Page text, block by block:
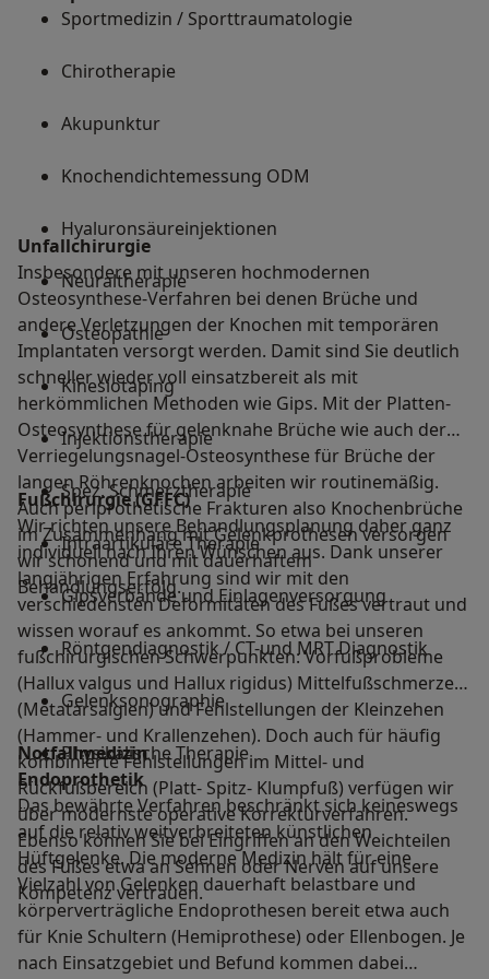
Sportmedizin / Sporttraumatologie
Chirotherapie
Akupunktur
Knochendichtemessung ODM
Hyaluronsäureinjektionen
Neuraltherapie
Osteopathie
Kinesiotaping
Injektionstherapie
Spez. Schmerztherapie
Intraartikuläre Therapie
Gipsverbände und Einlagenversorgung
Röntgendiagnostik / CT-und MRT Diagnostik
Gelenksonographie
Physikalische Therapie
Unfallchirurgie
Insbesondere mit unseren hochmodernen
Osteosynthese-Verfahren bei denen Brüche und
andere Verletzungen der Knochen mit temporären
Implantaten versorgt werden. Damit sind Sie deutlich
schneller wieder voll einsatzbereit als mit
herkömmlichen Methoden wie Gips. Mit der Platten-
Osteosynthese für gelenknahe Brüche wie auch der
Verriegelungsnagel-Osteosynthese für Brüche der
langen Röhrenknochen arbeiten wir routinemäßig.
Auch periprothetische Frakturen also Knochenbrüche
im Zusammenhang mit Gelenkprothesen versorgen
wir schonend und mit dauerhaftem
Behandlungserfolg.
Fußchirurgie (GFFC)
Wir richten unsere Behandlungsplanung daher ganz
individuell nach Ihren Wünschen aus. Dank unserer
langjährigen Erfahrung sind wir mit den
verschiedensten Deformitäten des Fußes vertraut und
wissen worauf es ankommt. So etwa bei unseren
fußchirurgischen Schwerpunkten: Vorfußprobleme
(Hallux valgus und Hallux rigidus) Mittelfußschmerzen
(Metatarsalgien) und Fehlstellungen der Kleinzehen
(Hammer- und Krallenzehen). Doch auch für häufig
kombinierte Fehlstellungen im Mittel- und
Rückfußbereich (Platt- Spitz- Klumpfuß) verfügen wir
über modernste operative Korrekturverfahren.
Ebenso können Sie bei Eingriffen an den Weichteilen
des Fußes etwa an Sehnen oder Nerven auf unsere
Kompetenz vertrauen.
Notfallmedizin
Endoprothetik
Das bewährte Verfahren beschränkt sich keineswegs
auf die relativ weitverbreiteten künstlichen
Hüftgelenke. Die moderne Medizin hält für eine
Vielzahl von Gelenken dauerhaft belastbare und
körperverträgliche Endoprothesen bereit etwa auch
für Knie Schultern (Hemiprothese) oder Ellenbogen. Je
nach Einsatzgebiet und Befund kommen dabei